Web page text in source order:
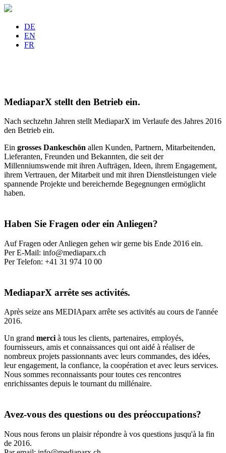
DE
EN
FR
MediaparX stellt den Betrieb ein.
Nach sechzehn Jahren stellt MediaparX im Verlaufe des Jahres 2016
den Betrieb ein.
Ein grosses Dankeschön allen Kunden, Partnern, Mitarbeitenden,
Lieferanten, Freunden und Bekannten, die seit der
Millenniumswende mit ihren Aufträgen, Ideen, ihrem Engagement,
ihrem Vertrauen, der Mitarbeit und mit ihren Dienstleistungen viele
spannende Projekte und bereichernde Begegnungen ermöglicht
haben.
Haben Sie Fragen oder ein Anliegen?
Auf Fragen oder Anliegen gehen wir gerne bis Ende 2016 ein.
Per E-Mail: info@mediaparx.ch
Per Telefon: +41 31 974 10 00
MediaparX arrête ses activités.
Après seize ans MEDIAparx arrête ses activités au cours de l'année
2016.
Un grand merci à tous les clients, partenaires, employés,
fournisseurs, amis et connaissances qui ont aidé à réaliser de
nombreux projets passionnants avec leurs commandes, des idées,
leur engagement, la confiance, la coopération et avec leurs services.
Nous sommes reconnaissants pour toutes ces rencontres
enrichissantes depuis le tournant du millénaire.
Avez-vous des questions ou des préoccupations?
Nous nous ferons un plaisir répondre à vos questions jusqu'à la fin
de 2016.